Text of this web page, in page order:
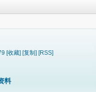
[收藏] [复制] [RSS]
料